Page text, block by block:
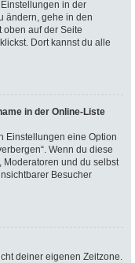
in der
ändern, gehe in den
oben auf der Seite
Dort kannst du alle
in der Online-Liste
Einstellungen eine Option
Wenn du diese
Moderatoren und du selbst
Besucher
deiner eigenen Zeitzone.